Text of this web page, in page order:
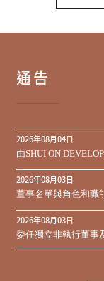
通告
2026年08月04日
由SHUI ON
期之450,000,000美
同意結果
2026年08月03日
董事名單與角色和職
2026年08月03日
委任獨立非執行董事